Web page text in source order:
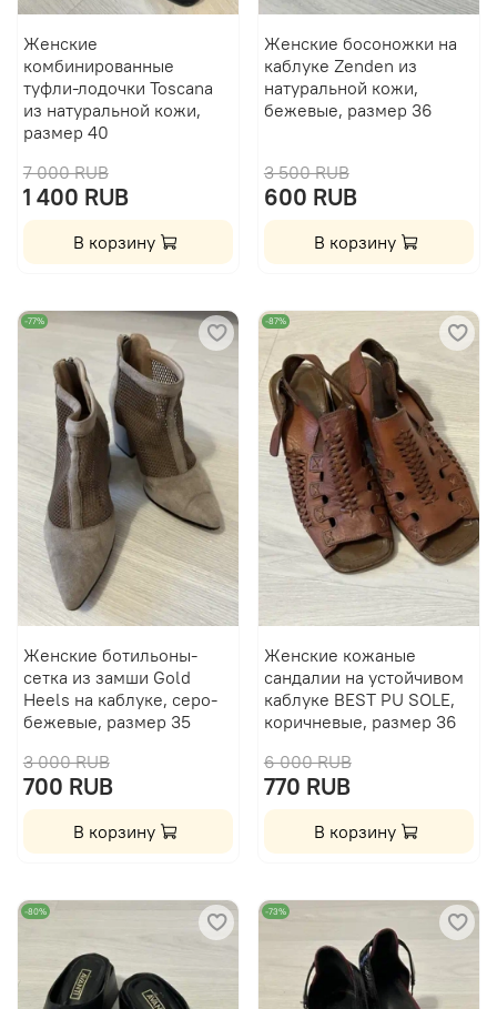
Женские
комбинированные
туфли-лодочки Toscana
из натуральной кожи,
размер 40
7 000 RUB
1 400 RUB
В корзину
Женские босоножки на
каблуке Zenden из
натуральной кожи,
бежевые, размер 36
3 500 RUB
600 RUB
В корзину
-77%
Женские ботильоны-
сетка из замши Gold
Heels на каблуке, серо-
бежевые, размер 35
3 000 RUB
700 RUB
В корзину
-87%
Женские кожаные
сандалии на устойчивом
каблуке BEST PU SOLE,
коричневые, размер 36
6 000 RUB
770 RUB
В корзину
-80% -73%